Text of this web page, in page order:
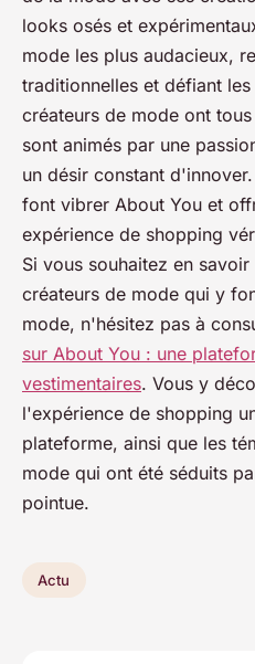
looks osés et
mode les plus audacieux,
traditionnelles et défiant
créateurs de mode ont
sont animés par une
un désir constant
font vibrer About You et
expérience de shopping
Si vous souhaitez en
créateurs de mode qui y
mode, n'hésitez pas à
sur About You : une
vestimentaires. Vous y
l'expérience de shopping
plateforme, ainsi que les
mode qui ont été séduits
pointue.
Actu